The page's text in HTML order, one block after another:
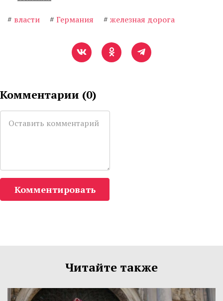
# власти # Германия # железная дорога
Комментарии (0)
Комментировать
Читайте также